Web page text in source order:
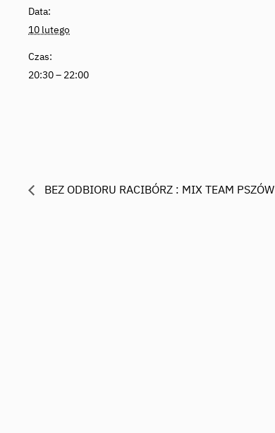
Data:
10 lutego
Czas:
20:30 – 22:00
BEZ ODBIORU RACIBÓRZ : MIX TEAM PSZÓW